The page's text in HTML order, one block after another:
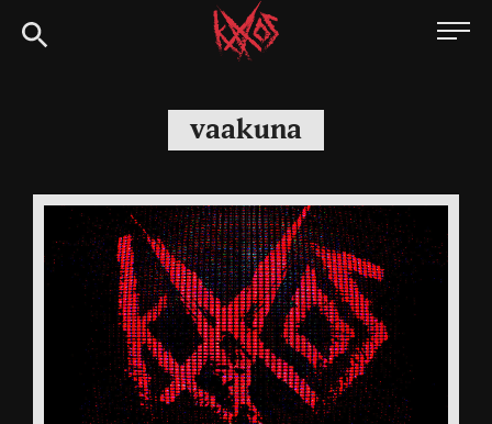
Siirry
suoraan
Kaaoszine
vaakuna